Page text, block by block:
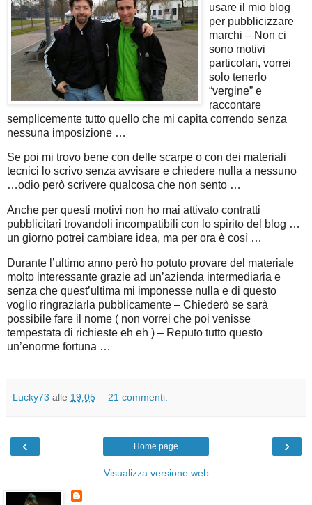
usare il mio blog
per pubblicizzare
marchi – Non ci
sono motivi
particolari, vorrei
solo tenerlo
“vergine” e
raccontare
semplicemente tutto quello che mi capita correndo senza
nessuna imposizione …
Se poi mi trovo bene con delle scarpe o con dei materiali
tecnici lo scrivo senza avvisare e chiedere nulla a nessuno
…odio però scrivere qualcosa che non sento …
Anche per questi motivi non ho mai attivato contratti
pubblicitari trovandoli incompatibili con lo spirito del blog …
un giorno potrei cambiare idea, ma per ora è così …
Durante l’ultimo anno però ho potuto provare del materiale
molto interessante grazie ad un’azienda intermediaria e
senza che quest’ultima mi imponesse nulla e di questo
voglio ringraziarla pubblicamente – Chiederò se sarà
possibile fare il nome ( non vorrei che poi venisse
tempestata di richieste eh eh ) – Reputo tutto questo
un’enorme fortuna …
Lucky73 alle 19:05 21 commenti:
‹ ›
Home page
Visualizza versione web